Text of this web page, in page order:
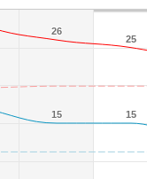
26
26
25
25
15
15 15
15